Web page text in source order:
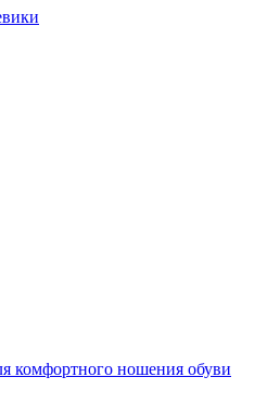
комфортного ношения обуви